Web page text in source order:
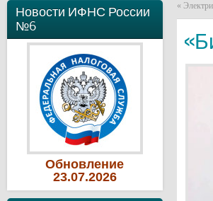
Новости ИФНС России
№6
Обновление
23.07.2026
«